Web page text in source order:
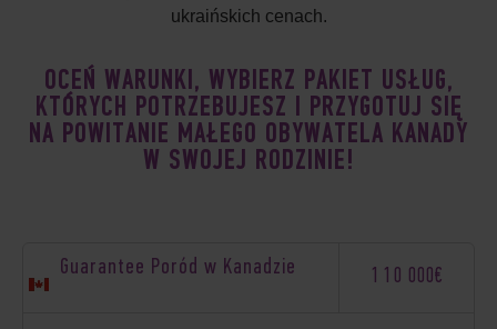
ukraińskich cenach.
OCEŃ WARUNKI, WYBIERZ PAKIET USŁUG,
KTÓRYCH POTRZEBUJESZ I PRZYGOTUJ SIĘ
NA POWITANIE MAŁEGO OBYWATELA KANADY
W SWOJEJ RODZINIE!
Guarantee Poród w Kanadzie 110 000€